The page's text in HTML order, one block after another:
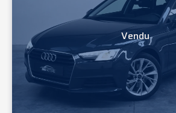
Vendu